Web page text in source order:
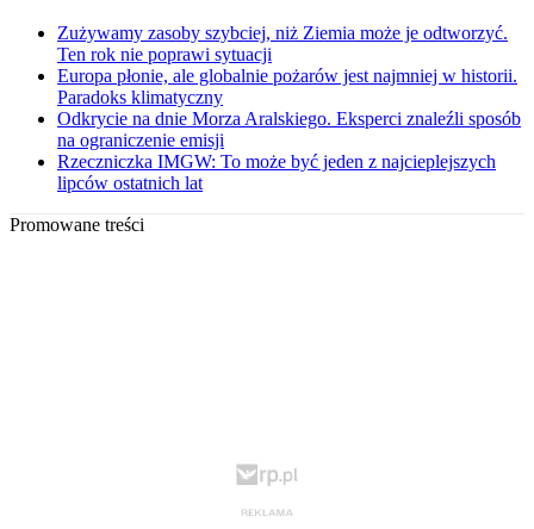
Zużywamy zasoby szybciej, niż Ziemia może je odtworzyć.
Ten rok nie poprawi sytuacji
Europa płonie, ale globalnie pożarów jest najmniej w historii.
Paradoks klimatyczny
Odkrycie na dnie Morza Aralskiego. Eksperci znaleźli sposób
na ograniczenie emisji
Rzeczniczka IMGW: To może być jeden z najcieplejszych
lipców ostatnich lat
Promowane treści